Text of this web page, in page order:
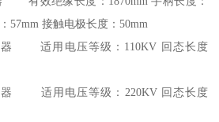
：57mm 接触电极长度：50mm
器 适用电压等级：110KV 回态长度
器 适用电压等级：220KV 回态长度